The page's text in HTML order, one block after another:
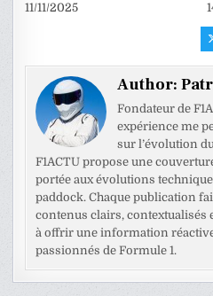
11/11/2025
Author:
Fondateur de
expérience me
sur l’évolution
F1ACTU propose une
portée aux évolutions
paddock. Chaque publication
contenus clairs, contextualisés
à offrir une information
passionnés de Formule 1.